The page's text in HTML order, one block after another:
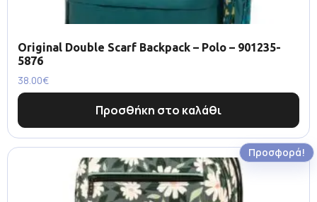
Original Double Scarf Backpack – Polo – 901235-
5876
38.00€
Προσθήκη στο καλάθι
Προσφορά!